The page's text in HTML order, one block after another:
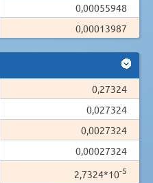
0,00055948
0,00013987
0,27324
0,027324
0,0027324
0,00027324
2,7324*10-5